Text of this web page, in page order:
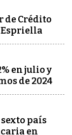
de Crédito
Espriella
en julio y
de 2024
país
en